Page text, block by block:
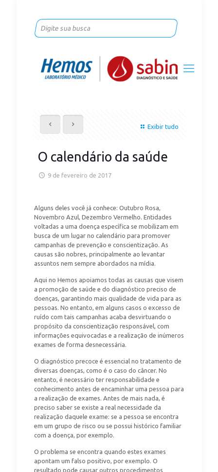
Exibir tudo
O calendário da saúde
9 de fevereiro de 2017
Alguns deles você já conhece: Outubro Rosa,
Novembro Azul, Dezembro Vermelho. Entidades
voltadas a uma doença específica se mobilizam em
busca de um lugar no calendário para promover
campanhas de prevenção e conscientização. As
causas são nobres, principalmente ao levantar
assuntos nem sempre abordados na mídia.
Aqui no Hemos apoiamos todas as causas que visem
a promoção de saúde e do diagnóstico preciso de
doenças, garantindo mais qualidade de vida para as
pessoas. No entanto, em alguns casos o excesso de
ruído com tais campanhas acaba desvirtuando o
propósito da conscientização responsável, com
informações equivocadas e a realização de inúmeros
exames de forma desnecessária.
O diagnóstico precoce é essencial no tratamento de
diversas doenças, como é o caso do câncer. No
entanto, é necessário ter responsabilidade e
conhecimento antes de encaminhar uma pessoa para
a realização de exames. Antes de mais nada, é
preciso saber se existe a real necessidade da
realização daquele exame: se a pessoa se encontra
em um grupo de risco ou se possui histórico familiar
com a doença, por exemplo.
O problema se encontra quando estes exames
apontam um falso positivo, por exemplo. O
resultado pode causar outros procedimentos